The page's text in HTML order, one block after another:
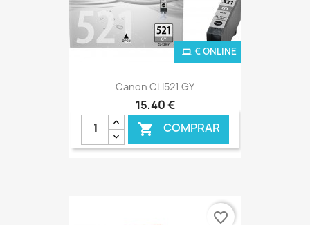
Canon CLI521 GY
15,40 €
 COMPRAR
€ ONLINE
favorite_border